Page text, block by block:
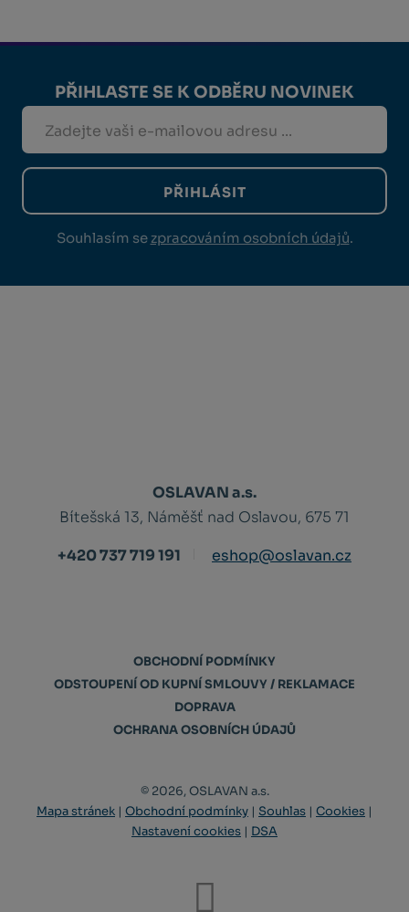
PŘIHLASTE SE K ODBĚRU NOVINEK
PŘIHLÁSIT
Souhlasím se zpracováním osobních údajů.
OSLAVAN a.s.
Bítešská 13, Náměšť nad Oslavou, 675 71
+420 737 719 191
eshop@oslavan.cz
OBCHODNÍ PODMÍNKY
ODSTOUPENÍ OD KUPNÍ SMLOUVY / REKLAMACE
DOPRAVA
OCHRANA OSOBNÍCH ÚDAJŮ
© 2026, OSLAVAN a.s.
Mapa stránek | Obchodní podmínky | Souhlas | Cookies |
Nastavení cookies | DSA